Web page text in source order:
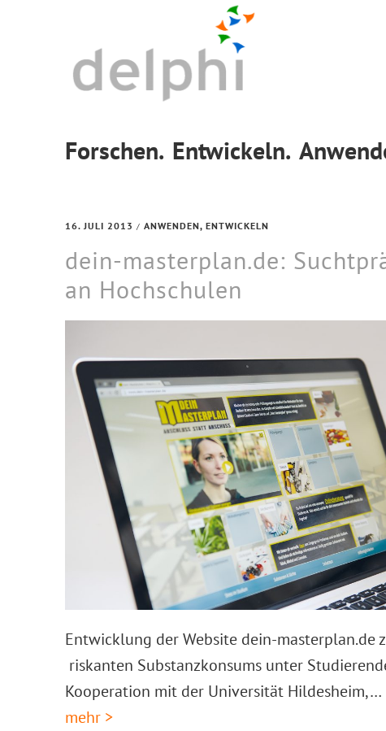
primary
navigation
main
content
footer
Forschen. Entwickeln.
16. JULI 2013 / ANWENDEN, ENTWICKELN
dein-masterplan.de:
an Hochschulen
Entwicklung der Website dein-masterplan.de
riskanten Substanzkonsums unter
Kooperation mit der Universität Hildesheim,…
mehr >